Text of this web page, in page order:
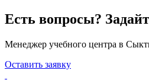
Есть вопросы?
Менеджер учебного центра в
Оставить заявку